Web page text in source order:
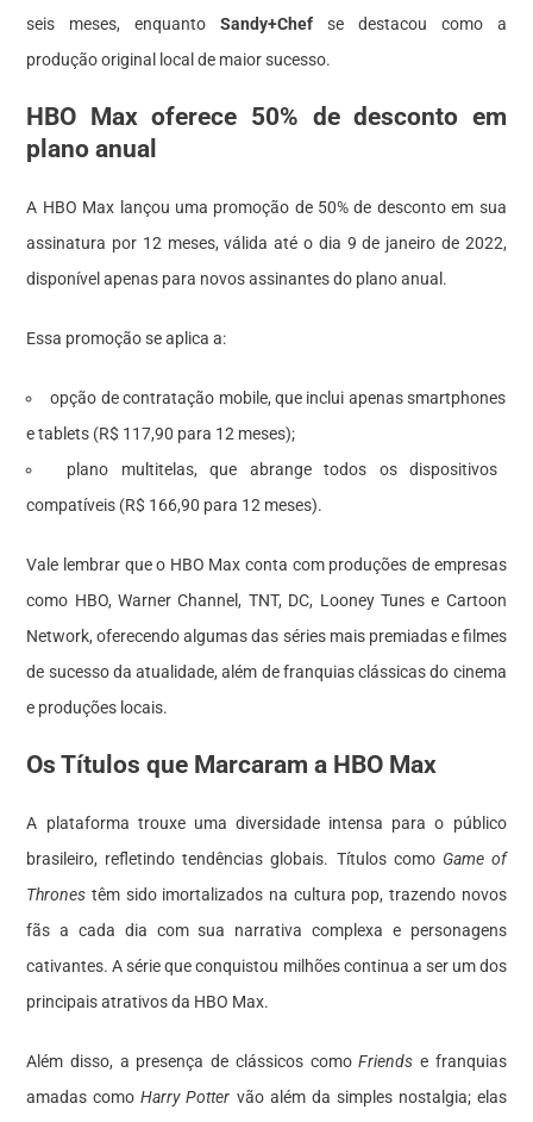
seis meses, enquantoSandy+Chef se destacou como a
produção original local de maior sucesso.
HBO Max oferece 50% de desconto em
plano anual
A HBO Max lançou uma promoção de 50% de desconto em sua
assinatura por 12 meses, válida até o dia 9 de janeiro de 2022,
disponível apenas para novos assinantes do plano anual.
Essa promoção se aplica a:
opção de contratação mobile, que inclui apenas smartphones
e tablets (R$ 117,90 para 12 meses);
plano multitelas, que abrange todos os dispositivos
compatíveis (R$ 166,90 para 12 meses).
Vale lembrar que o HBO Max conta com produções de empresas
como HBO, Warner Channel, TNT, DC, Looney Tunes e Cartoon
Network, oferecendo algumas das séries mais premiadas e filmes
de sucesso da atualidade, além de franquias clássicas do cinema
e produções locais.
Os Títulos que Marcaram a HBO Max
A plataforma trouxe uma diversidade intensa para o público
brasileiro, refletindo tendências globais. Títulos como Game of
Thrones têm sido imortalizados na cultura pop, trazendo novos
fãs a cada dia com sua narrativa complexa e personagens
cativantes. A série que conquistou milhões continua a ser um dos
principais atrativos da HBO Max.
Além disso, a presença de clássicos comoFriends e franquias
amadas comoHarry Potter vão além da simples nostalgia; elas